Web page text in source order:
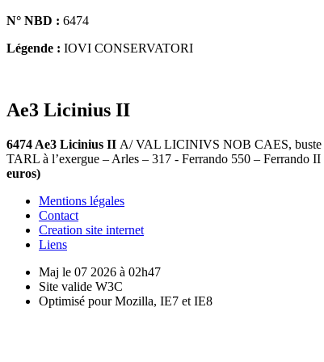
N° NBD : 6474
Légende : IOVI CONSERVATORI
Ae3 Licinius II
6474 Ae3 Licinius II A/ VAL LICINIVS NOB CAES, buste
TARL à l’exergue – Arles – 317 - Ferrando 550 – Ferrando
euros)
Mentions légales
Contact
Creation site internet
Liens
Maj le 07 2026 à 02h47
Site valide W3C
Optimisé pour Mozilla, IE7 et IE8